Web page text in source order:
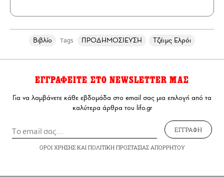
Βιβλίο Tags ΠΡΟΔΗΜΟΣΙΕΥΣΗ Τζέιμς Ελρόι
ΕΓΓΡΑΦΕΙΤΕ ΣΤΟ NEWSLETTER ΜΑΣ
Για να λαμβάνετε κάθε εβδομάδα στο email σας μια επιλογή από τα
καλύτερα άρθρα του lifo.gr
ΕΓΓΡΑΦΗ
ΟΡΟΙ ΧΡΗΣΗΣΚΑΙ ΠΟΛΙΤΙΚΗ ΠΡΟΣΤΑΣΙΑΣ ΑΠΟΡΡΗΤΟΥ